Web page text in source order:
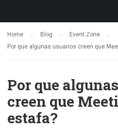
Home Blog
Event Zone
Por que algunas usuarios creen que
Por que
creen que
estafa?